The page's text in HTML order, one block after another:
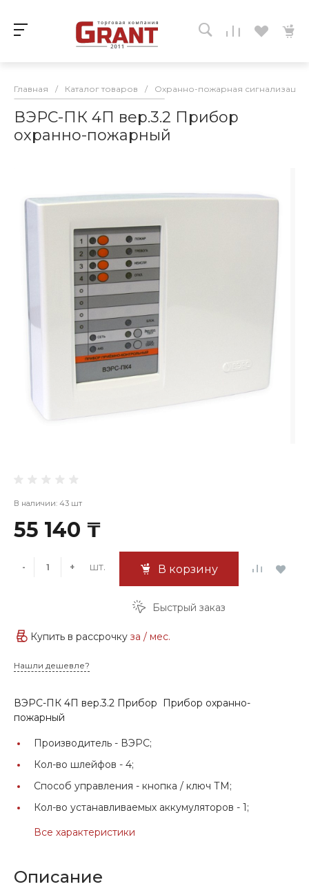
Главная / Каталог товаров / Охранно-пожарная сигнализация
ВЭРС-ПК 4П вер.3.2 Прибор
охранно-пожарный
В наличии: 43 шт
55 140 ₸
- + шт. В корзину
Быстрый заказ
Купить в рассрочку за / мес.
Нашли дешевле?
ВЭРС-ПК 4П вер.3.2 Прибор Прибор охранно-
пожарный
Производитель - ВЭРС;
Кол-во шлейфов - 4;
Способ управления - кнопка / ключ ТМ;
Кол-во устанавливаемых аккумуляторов - 1;
Все характеристики
Описание